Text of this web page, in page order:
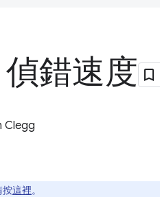
錯速度
Clegg
按這裡。